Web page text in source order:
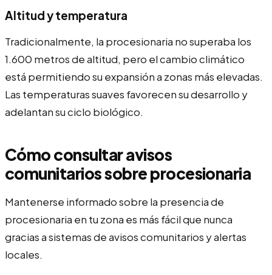
Altitud y temperatura
Tradicionalmente, la procesionaria no superaba los
1.600 metros de altitud, pero el cambio climático
está permitiendo su expansión a zonas más elevadas.
Las temperaturas suaves favorecen su desarrollo y
adelantan su ciclo biológico.
Cómo consultar avisos
comunitarios sobre procesionaria
Mantenerse informado sobre la presencia de
procesionaria en tu zona es más fácil que nunca
gracias a sistemas de avisos comunitarios y alertas
locales.